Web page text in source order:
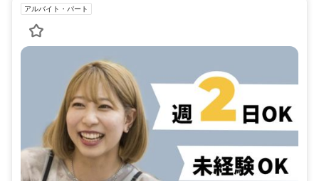
アルバイト・パート